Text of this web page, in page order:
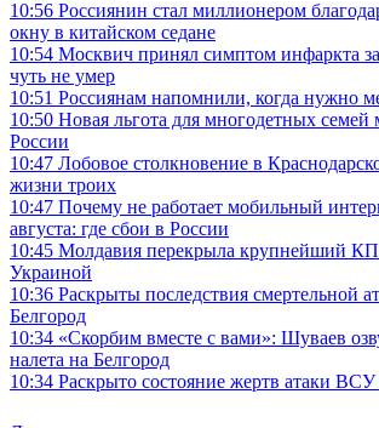
10:56 Россиянин стал миллионером
окну в китайском седане
10:54 Москвич принял симптом инфаркта
чуть не умер
10:51 Россиянам напомнили, когда нужно
10:50 Новая льгота для многодетных семей
России
10:47 Лобовое столкновение в
жизни троих
10:47 Почему не работает мобильный
августа: где сбои в России
10:45 Молдавия перекрыла крупнейший
Украиной
10:36 Раскрыты последствия смертельной
Белгород
10:34 «Скорбим вместе с вами»: Шуваев
налета на Белгород
10:34 Раскрыто состояние жертв атаки ВСУ